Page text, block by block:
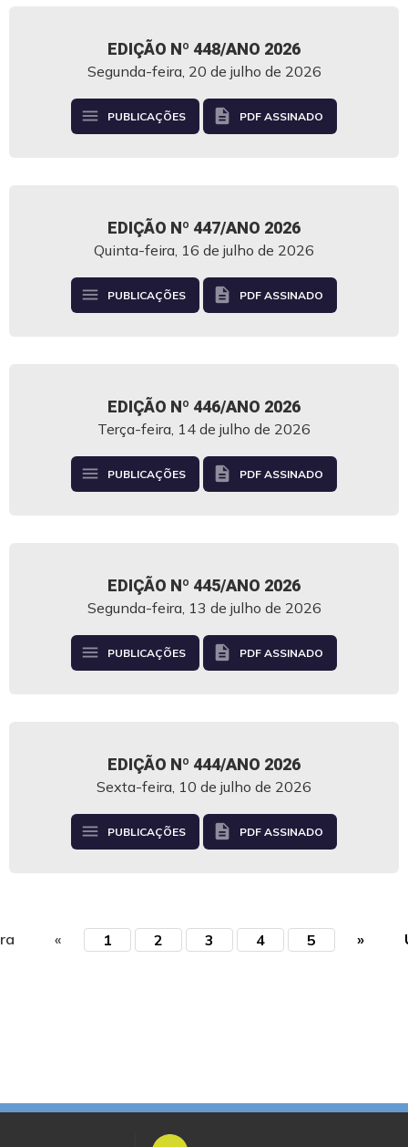
EDIÇÃO Nº 448/ANO 2026
Segunda-feira, 20 de julho de 2026
menu PUBLICAÇÕES description PDF ASSINADO
EDIÇÃO Nº 447/ANO 2026
Quinta-feira, 16 de julho de 2026
menu PUBLICAÇÕES description PDF ASSINADO
EDIÇÃO Nº 446/ANO 2026
Terça-feira, 14 de julho de 2026
menu PUBLICAÇÕES description PDF ASSINADO
EDIÇÃO Nº 445/ANO 2026
Segunda-feira, 13 de julho de 2026
menu PUBLICAÇÕES description PDF ASSINADO
EDIÇÃO Nº 444/ANO 2026
Sexta-feira, 10 de julho de 2026
menu PUBLICAÇÕES description PDF ASSINADO
« 1 2 3 4 5 »